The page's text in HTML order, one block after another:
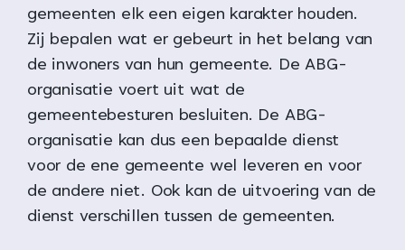
gemeenten elk een eigen karakter houden.
Zij bepalen wat er gebeurt in het belang van
de inwoners van hun gemeente. De ABG-
organisatie voert uit wat de
gemeentebesturen besluiten. De ABG-
organisatie kan dus een bepaalde dienst
voor de ene gemeente wel leveren en voor
de andere niet. Ook kan de uitvoering van de
dienst verschillen tussen de gemeenten.